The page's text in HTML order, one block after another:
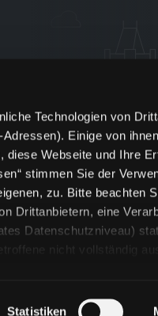
Technologien von
Einige von
diese Webseite und Ihre
stimmen Sie der
zu. Bitte beachten
Drittanbietern, eine
Datenschutzniveau)
nicht vollständig
Kategorien von
Statistiken